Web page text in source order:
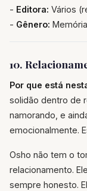
- Editora: Vários
- Gênero:
10.
Por que está
solidão dentro de
namorando, e
emocionalmente.
Osho não tem o
relacionamento.
sempre honesto.